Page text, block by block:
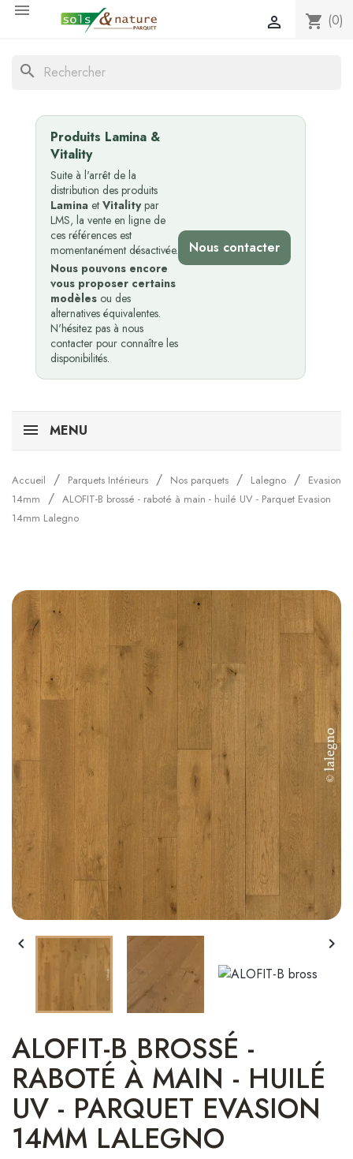

shopping_cart (0)

search
Produits Lamina &
Vitality
Suite à l'arrêt de la
distribution des produits
Lamina et Vitalitypar
LMS, la vente en ligne de
ces références est
momentanément désactivée.
Nous pouvons encore
vous proposer certains
modèles ou des
alternatives équivalentes.
N'hésitez pas à nous
contacter pour connaître les
disponibilités.
Nous contacter
MENU
Accueil Parquets Intérieurs Nos parquets Lalegno
Evasion
14mm
ALOFIT-B brossé - raboté à main - huilé UV - Parquet Evasion
14mm Lalegno
 
ALOFIT-B BROSSÉ -
RABOTÉ À MAIN - HUILÉ
UV - PARQUET EVASION
14MM LALEGNO